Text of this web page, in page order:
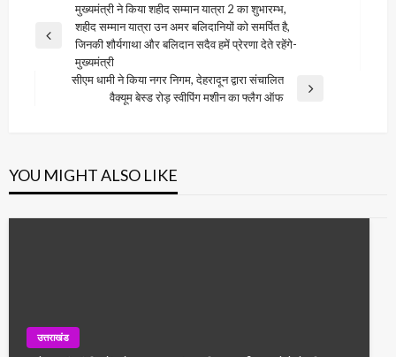
navigation
Previous
मुख्यमंत्री ने किया शहीद सम्मान यात्रा 2 का शुभारम्भ,
शहीद सम्मान यात्रा उन अमर बलिदानियों को समर्पित है,
जिनकी शौर्यगाथा और बलिदान सदैव हमें प्रेरणा देते रहेंगे-
मुख्यमंत्री
सीएम धामी ने किया नगर निगम, देहरादून द्वारा संचालित
वैक्यूम बेस्ड रोड़ स्वीपिंग मशीन का फ्लैग ऑफ
YOU MIGHT ALSO LIKE
उत्तराखंड